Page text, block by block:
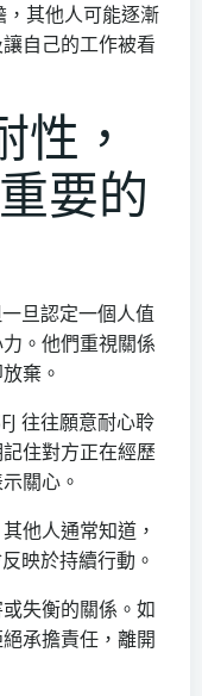
，其他人可能逐漸
自己的工作被看
性，
要的
旦認定一個人值
。他們重視關係
棄。
往往願意耐心聆
住對方正在經歷
關心。
他人通常知道，
映於持續行動。
失衡的關係。如
承擔責任，離開